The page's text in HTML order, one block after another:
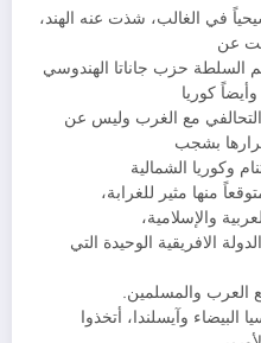
في الغالب، شذت عنه الهند،
عن
السلطة حزب جاناتا الهندوسي
كوريا
التحالفي مع الغرب وليس عن
بشجب
وكوريا الشمالية
منها مثير للغرابة،
والإسلامية،
الافريقية الوحيدة التي
مع العرب والمسلمين.
البيضاء وآيسلندا، أتخذوا